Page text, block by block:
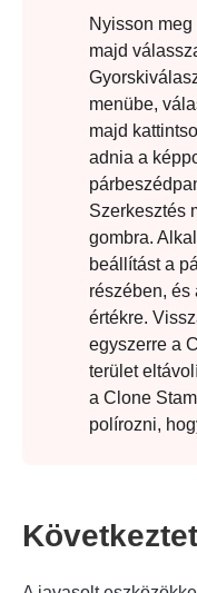
3. lépés
Nyisson
majd
menübe,
majd
adnia a
Szerkesztés
gombra.
beállítást a
részében, és
értékre.
egyszerre a
terület
a Clone
polírozni,